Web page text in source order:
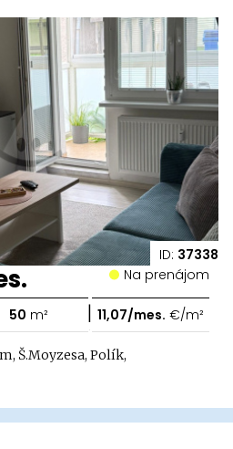
ID: 37338
Na prenájom
50 m² | 11,07/mes. €/m²
Š.Moyzesa, Polík,